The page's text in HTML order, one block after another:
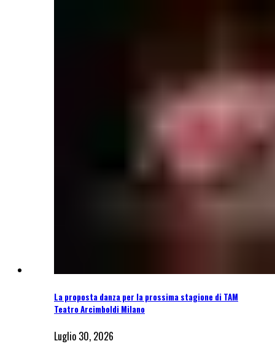
La proposta danza per la prossima stagione di TAM
Teatro Arcimboldi Milano
Luglio 30, 2026